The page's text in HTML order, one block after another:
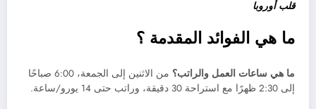
قلب أوروبا
ما هي الفوائد المقدمة ؟
ما هي ساعات العمل والراتب؟
من الاثنين إلى الجمعة، 6:00 صباحًا
إلى 2:30 ظهرًا مع استراحة 30 دقيقة، وراتب حتى 14 يورو/ساعة.